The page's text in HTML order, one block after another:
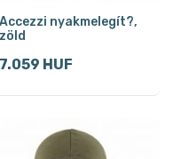
Accezzi nyakmelegít?,
zöld
7.059 HUF